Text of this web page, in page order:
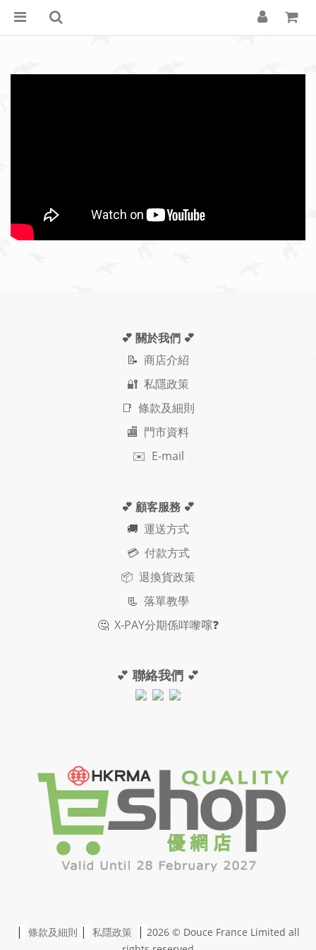
💕 關於我們 💕
📝 商店介紹
🔐 私隱政策
📑 條款及細則
🏬 門市資料
✉️ E-mail
💕 顧客服務 💕
🚚 運送方式
💳 付款方式
📦 退換貨政策
📃 落單教學
🤔 X-PAY分期係咩嚟𠺢❓
💕 聯絡我們 💕
| 條款及細則 | 私隱政策 | 2026 © Douce France Limited all